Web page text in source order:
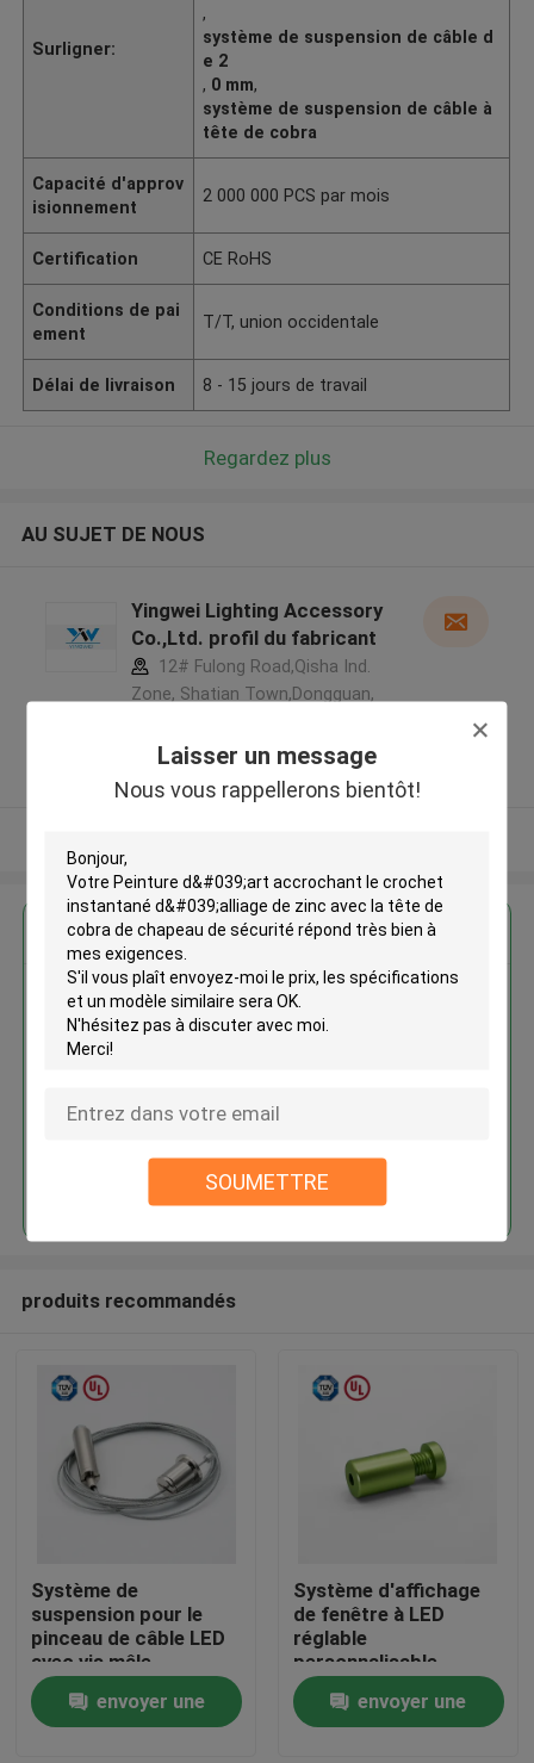
Laisser un message
Nous vous rappellerons bientôt!
SOUMETTRE
Maison
Des produits
Surligner:
,
système de suspension de câble d
e 2
, 0 mm,
système de suspension de câble à
tête de cobra
Capacité d'approv
isionnement
2 000 000 PCS par mois
Certification CE RoHS
Conditions de pai
ement
T/T, union occidentale
Délai de livraison 8 - 15 jours de travail
Regardez plus
AU SUJET DE NOUS
Yingwei Lighting Accessory
Co.,Ltd. profil du fabricant
12# Fulong Road,Qisha Ind.
Zone, Shatian Town,Dongguan,
5.0
Fournisseur vérifié
Peinture d'art accrochant le
crochet instantané d'alliage de
Continuer
produits recommandés
Système de
suspension pour le
pinceau de câble LED
avec vis mâle
envoyer une
Système d'affichage
de fenêtre à LED
réglable
personnalisable
envoyer une